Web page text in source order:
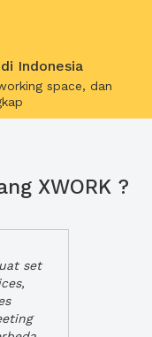
Indonesia
space, dan
XWORK ?
set